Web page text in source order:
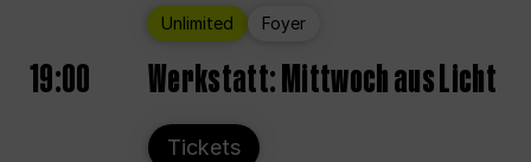
Unlimited Foyer
19:00 Werkstatt: Mittwoch aus Licht
Tickets